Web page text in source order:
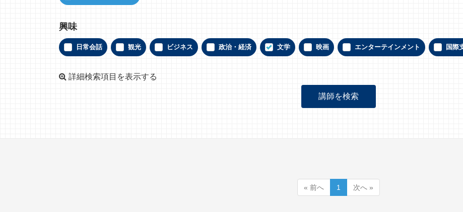
興味
日常会話 観光 ビジネス 政治・経済 文学 映画 エンターテインメント 国際
詳細検索項目を表示する
« 前へ 1 次へ »